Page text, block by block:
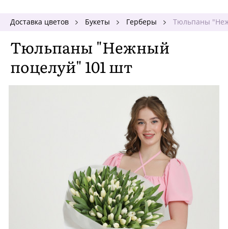
Доставка цветов Букеты Герберы Тюльпаны
Тюльпаны "Нежный
поцелуй" 101 шт